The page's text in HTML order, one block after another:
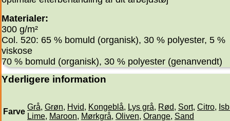
Materialer:
300 g/m²
Col. 520: 65 % bomuld (organisk), 30 % polyester, 5 %
viskose
70 % bomuld (organisk), 30 % polyester (genanvendt)
Yderligere information
Farve
Grå, Grøn, Hvid, Kongeblå, Lys grå, Rød, Sort, Citro,
Lime, Maroon, Mørkgrå, Oliven, Orange, Sand